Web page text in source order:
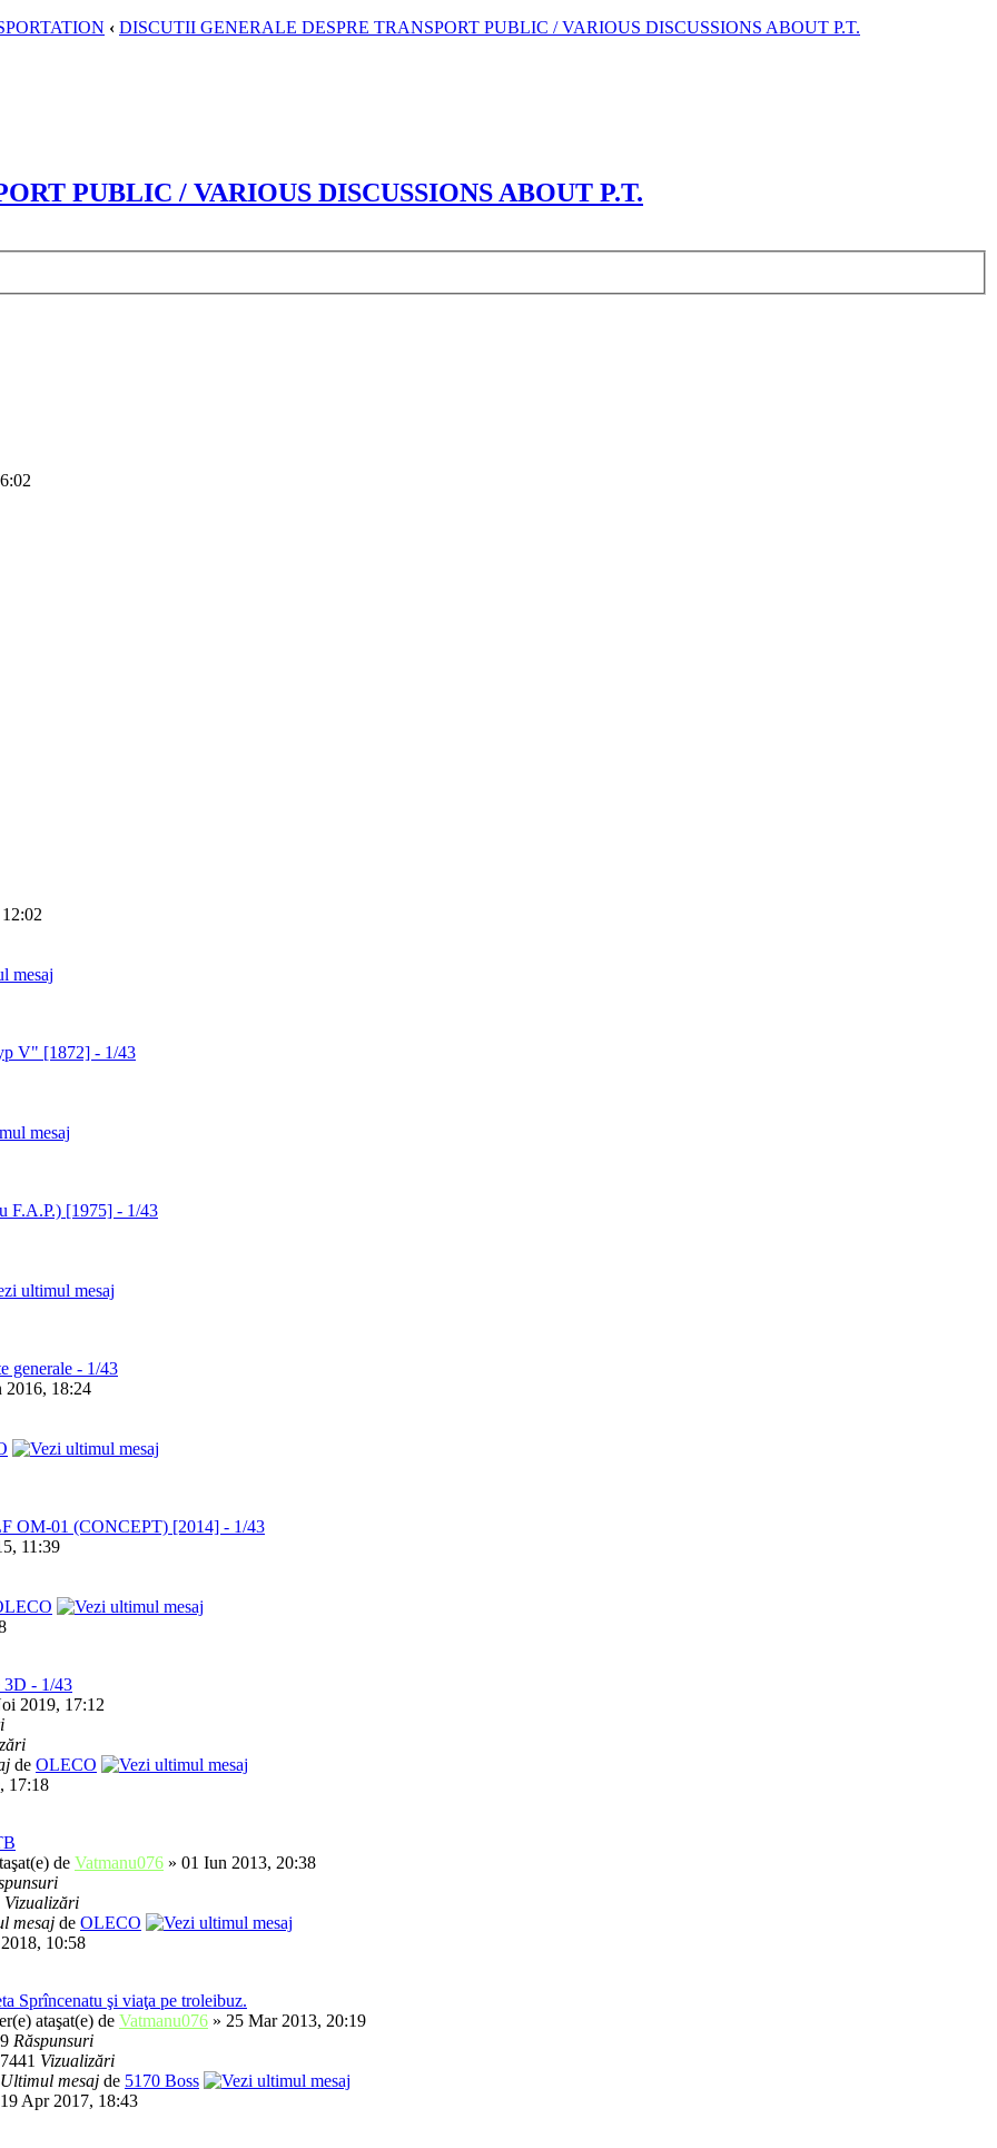
‹ DISCUTII GENERALE DESPRE TRANSPORT PUBLIC / VARIOUS DISCUSSIONS ABOUT P.T.
PUBLIC / VARIOUS DISCUSSIONS ABOUT P.T.
V" [1872] - 1/43
F.A.P.) [1975] - 1/43
generale - 1/43
2016, 18:24
OM-01 (CONCEPT) [2014] - 1/43
11:39
3D - 1/43
2019, 17:12
de OLECO
17:18
de Vatmanu076 » 01 Iun 2013, 20:38
Vizualizări
mesaj de OLECO
10:58
Sprîncenatu şi viaţa pe troleibuz.
de Vatmanu076 » 25 Mar 2013, 20:19
9 Răspunsuri
7441 Vizualizări
Ultimul mesaj de 5170 Boss
19 Apr 2017, 18:43